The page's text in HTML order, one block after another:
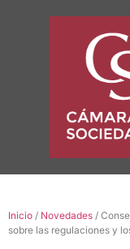
Inicio / Novedades /
sobre las regulaciones y